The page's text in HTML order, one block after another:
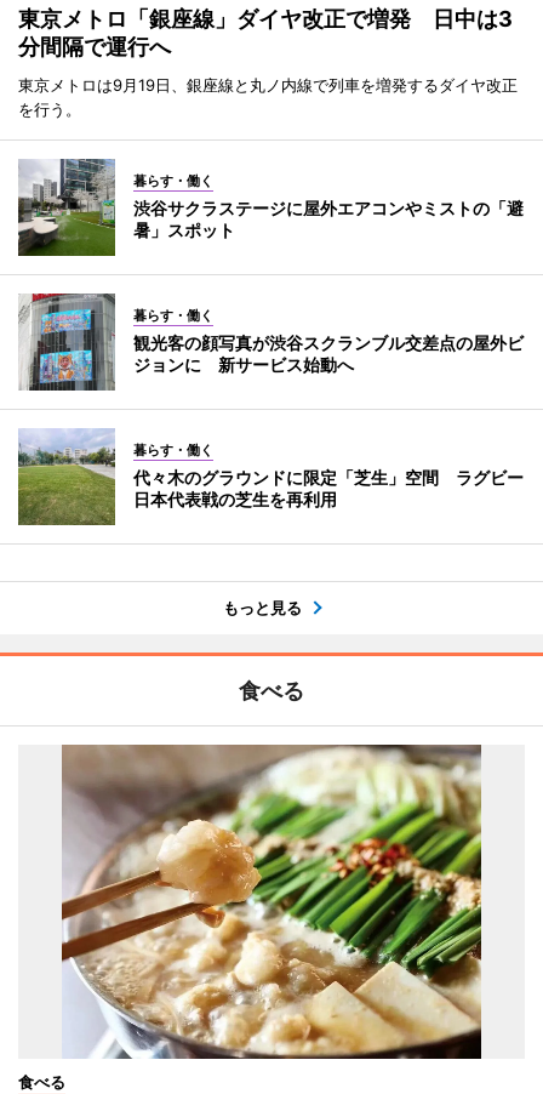
東京メトロ「銀座線」ダイヤ改正で増発 日中は3
分間隔で運行へ
東京メトロは9月19日、銀座線と丸ノ内線で列車を増発するダイヤ改正
を行う。
暮らす・働く
渋谷サクラステージに屋外エアコンやミストの「避
暑」スポット
暮らす・働く
観光客の顔写真が渋谷スクランブル交差点の屋外ビ
ジョンに 新サービス始動へ
暮らす・働く
代々木のグラウンドに限定「芝生」空間 ラグビー
日本代表戦の芝生を再利用
もっと見る
食べる
食べる